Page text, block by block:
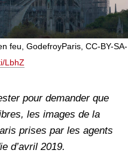
feu, GodefroyParis, CC-BY-SA-
LbhZ
pour demander que
les images de la
prises par les agents
d’avril 2019.